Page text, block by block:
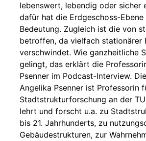
lebenswert, lebendig oder sicher
dafür hat die Erdgeschoss-
Bedeutung. Zugleich ist die von
betroffen, da vielfach stationärer
verschwindet. Wie ganzheitliche
gelingt, das erklärt die
Psenner im Podcast-Interview.
Angelika Psenner ist Professorin
Stadtstrukturforschung an der
lehrt und forscht u.a. zu
bis 21. Jahrhunderts, zu
Gebäudestrukturen, zur